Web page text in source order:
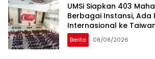
UMSi Siapkan 403
Berbagai Instansi, Ada
Internasional ke
Berita 08/08/2026